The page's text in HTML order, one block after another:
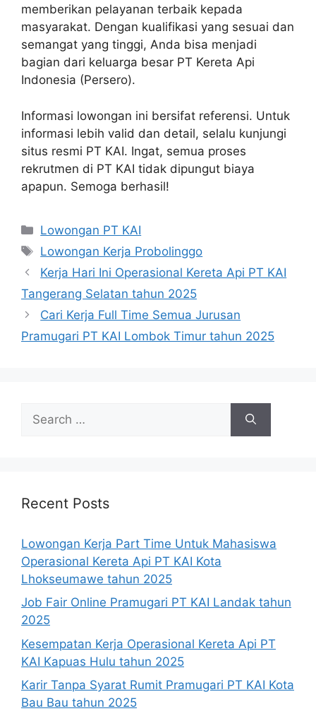
memberikan pelayanan terbaik kepada
masyarakat. Dengan kualifikasi yang sesuai dan
semangat yang tinggi, Anda bisa menjadi
bagian dari keluarga besar PT Kereta Api
Indonesia (Persero).
Informasi lowongan ini bersifat referensi. Untuk
informasi lebih valid dan detail, selalu kunjungi
situs resmi PT KAI. Ingat, semua proses
rekrutmen di PT KAI tidak dipungut biaya
apapun. Semoga berhasil!
Categories
Lowongan PT KAI
Tags
Lowongan Kerja Probolinggo
Kerja Hari Ini Operasional Kereta Api PT KAI
Tangerang Selatan tahun 2025
Cari Kerja Full Time Semua Jurusan
Pramugari PT KAI Lombok Timur tahun 2025
for:
Recent Posts
Lowongan Kerja Part Time Untuk Mahasiswa
Operasional Kereta Api PT KAI Kota
Lhokseumawe tahun 2025
Job Fair Online Pramugari PT KAI Landak tahun
2025
Kesempatan Kerja Operasional Kereta Api PT
KAI Kapuas Hulu tahun 2025
Karir Tanpa Syarat Rumit Pramugari PT KAI Kota
Bau Bau tahun 2025